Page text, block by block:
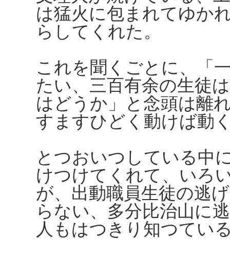
は猛火に包まれてゆか
らしてくれた。
これを聞くごとに、「
たい、三百有余の生徒
はどうか」と念頭は離
すますひどく動けば動
とつおいつしている中
けつけてくれて、いろ
が、出動職員生徒の逃
らない、多分比治山に
人もはつきり知つてい